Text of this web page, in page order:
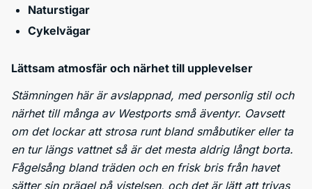
Naturstigar
Cykelvägar
Lättsam atmosfär och närhet till upplevelser
Stämningen här är avslappnad, med personlig stil och
närhet till många av Westports små äventyr. Oavsett
om det lockar att strosa runt bland småbutiker eller ta
en tur längs vattnet så är det mesta aldrig långt borta.
Fågelsång bland träden och en frisk bris från havet
sätter sin prägel på vistelsen, och det är lätt att trivas